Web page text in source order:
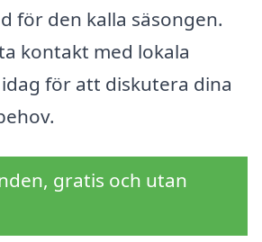
för den kalla säsongen.
kontakt med lokala
för att diskutera dina
gratis och utan